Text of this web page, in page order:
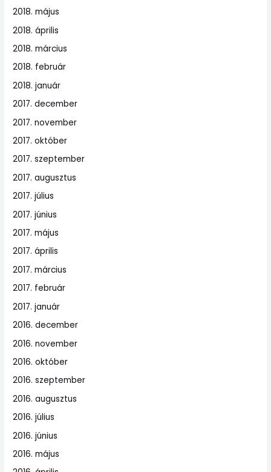
2018. május
2018. április
2018. március
2018. február
2018. január
2017. december
2017. november
2017. október
2017. szeptember
2017. augusztus
2017. július
2017. június
2017. május
2017. április
2017. március
2017. február
2017. január
2016. december
2016. november
2016. október
2016. szeptember
2016. augusztus
2016. július
2016. június
2016. május